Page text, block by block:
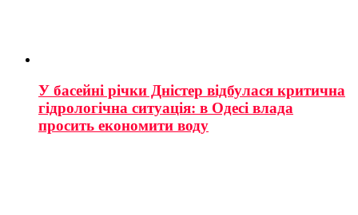
У басейні річки Дністер відбулася критична
гідрологічна ситуація: в Одесі влада
просить економити воду